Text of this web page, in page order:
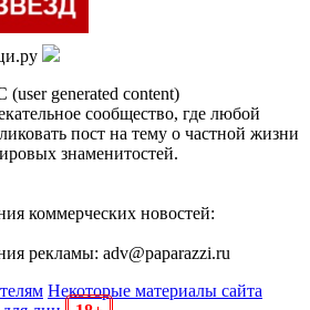
(user generated content)
сообщество, где любой
пост на тему о частной жизни
знаменитостей.
коммерческих новостей:
рекламы: adv@paparazzi.ru
Некоторые материалы сайта